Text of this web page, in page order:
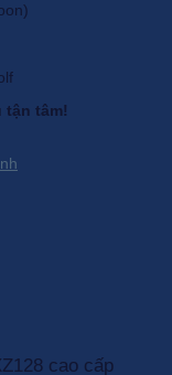
tận tâm!
cao cấp